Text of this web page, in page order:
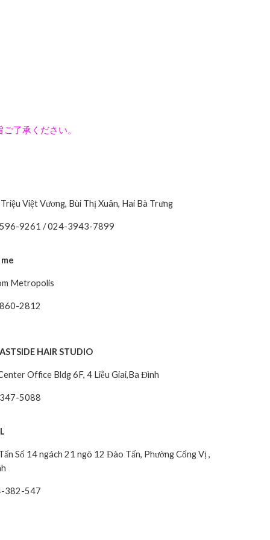
了承ください。
Việt Vương, Bùi Thị Xuân, Hai Bà Trưng
9261 / 024-3943-7899
Metropolis
2812
HAIR STUDIO
Office Bldg 6F, 4 Liễu Giai,Ba Đình
5088
Số 14 ngách 21 ngõ 12 Đào Tấn, Phường Cống Vị ,
382-547